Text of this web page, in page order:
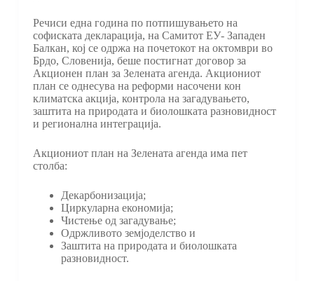
Речиси една година по потпишувањето на
софиската декларација, на Самитот ЕУ- Западен
Балкан, кој се одржа на почетокот на октомври во
Брдо, Словенија, беше постигнат договор за
Акционен план за Зелената агенда. Акциониот
план се однесува на реформи насочени кон
климатска акција, контрола на загадувањето,
заштита на природата и биолошката разновидност
и регионална интеграција.
Акциoниот план на Зелената агенда има пет
столба:
Декарбонизација;
Циркуларна економија;
Чистење од загадување;
Одржливото земјоделство и
Заштита на природата и биолошката
разновидност.